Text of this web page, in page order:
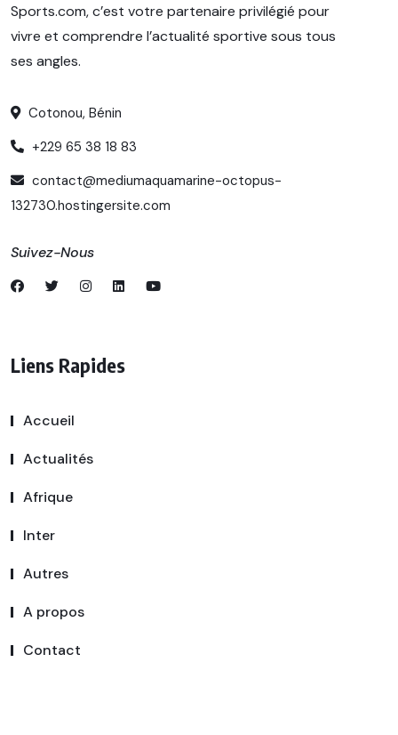
Sports.com, c’est votre partenaire privilégié pour
vivre et comprendre l’actualité sportive sous tous
ses angles.
Cotonou, Bénin
+229 65 38 18 83
contact@mediumaquamarine-octopus-
132730.hostingersite.com
Suivez-Nous
Liens Rapides
Accueil
Actualités
Afrique
Inter
Autres
A propos
Contact